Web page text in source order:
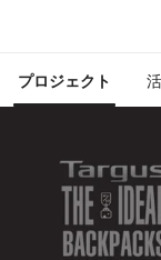
プロジェクト